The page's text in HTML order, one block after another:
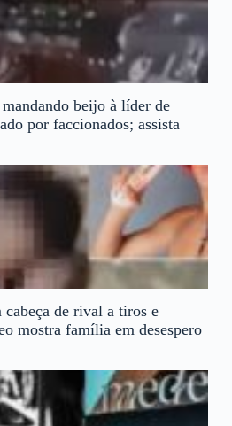
beijo à líder de
por faccionados; assista
cabeça de rival a tiros e
mostra família em desespero